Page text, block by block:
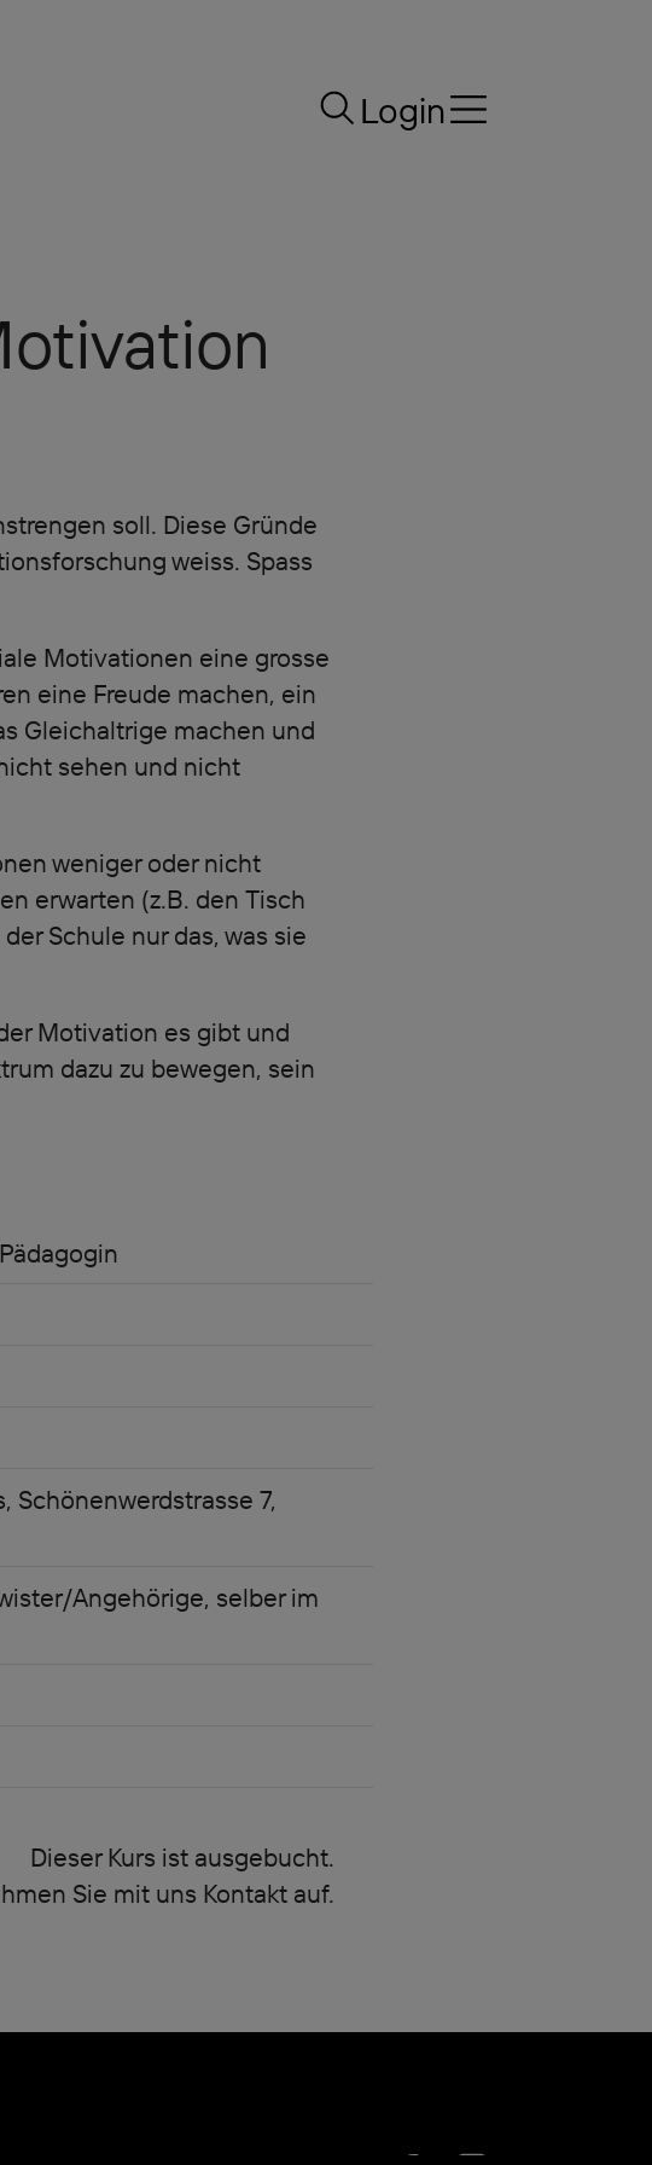
Login
soll. Diese Gründe
weiss. Spass
Motivationen eine grosse
eine Freude machen, ein
Gleichaltrige machen und
sehen und nicht
weniger oder nicht
erwarten (z.B. den Tisch
Schule nur das, was sie
Motivation es gibt und
dazu zu bewegen, sein
Schönenwerdstrasse 7,
Angehörige, selber im
Dieser Kurs ist ausgebucht.
Sie mit uns Kontakt auf.